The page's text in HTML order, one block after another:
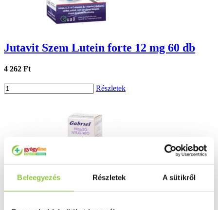
Beleegyezés Részletek A sütikről
Jutavit Szem Lutein forte 12 mg 60 db
4 262 Ft
Részletek